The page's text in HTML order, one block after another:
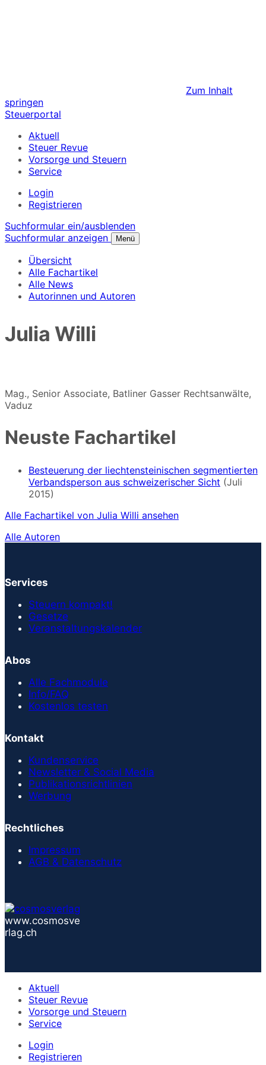
Zum Inhalt
springen
Steuerportal
Aktuell
Steuer Revue
Vorsorge und Steuern
Service
Login
Registrieren
Suchformular ein/ausblenden
Suchformular anzeigen
Menü
Übersicht
Alle Fachartikel
Alle News
Autorinnen und Autoren
Julia Willi
Mag., Senior Associate, Batliner Gasser Rechtsanwälte,
Vaduz
Neuste Fachartikel
Besteuerung der liechtensteinischen segmentierten
Verbandsperson aus schweizerischer Sicht (Juli
2015)
Alle Fachartikel von Julia Willi ansehen
Alle Autoren
Services
Steuern kompakt!
Gesetze
Veranstaltungskalender
Abos
Alle Fachmodule
Info/FAQ
Kostenlos testen
Kontakt
Kundenservice
Newsletter & Social Media
Publikationsrichtlinien
Werbung
Rechtliches
Impressum
AGB & Datenschutz
www.cosmosve
rlag.ch
Aktuell
Steuer Revue
Vorsorge und Steuern
Service
Login
Registrieren